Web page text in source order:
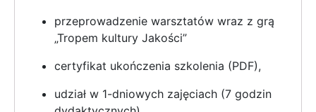
przeprowadzenie warsztatów wraz z grą
„Tropem kultury Jakości”
certyfikat ukończenia szkolenia (PDF),
udział w 1-dniowych zajęciach (7 godzin